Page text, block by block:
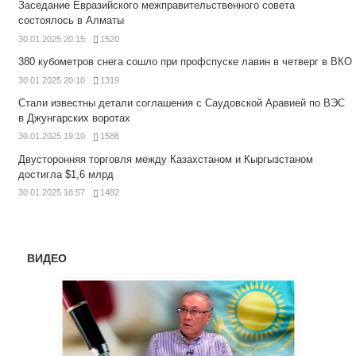
Заседание Евразийского межправительственного совета
состоялось в Алматы
30.01.2025 20:15 1520
380 кубометров снега сошло при профспуске лавин в четверг в ВКО
30.01.2025 20:10 1319
Стали известны детали соглашения с Саудовской Аравией по ВЭС
в Джунгарских воротах
30.01.2025 19:10 1588
Двусторонняя торговля между Казахстаном и Кыргызстаном
достигла $1,6 млрд
30.01.2025 18:57 1482
ВИДЕО